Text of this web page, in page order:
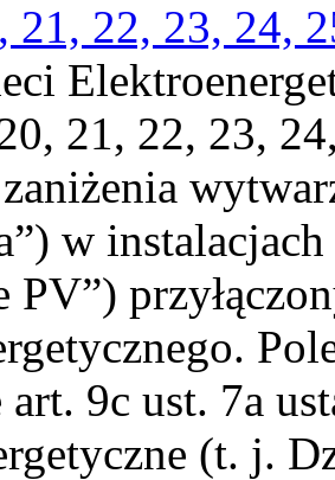
21, 22, 23, 24,
21, 22, 23,
w
PV”)
art. 9c ust. 7a
(t. j.